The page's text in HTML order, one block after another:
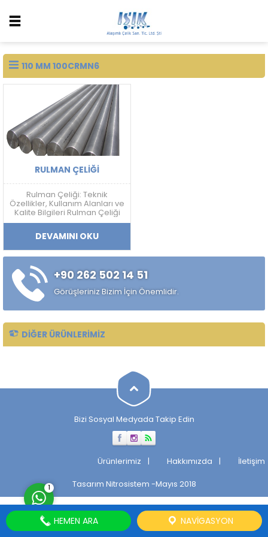
110 MM 100CRMN6
RULMAN ÇELIĞI
Rulman Çeliği: Teknik
Özellikler, Kullanım Alanları ve
Kalite Bilgileri Rulman Çeliği
Nedir? Rulman çeliği; yüksek
sertlik, aşınma dayanımı,
yorulma direnci ve boyutsal
kararlılık gerektiren
uygulamalarda kullanılan
yüksek karbonlu krom
alaşımlı özel çelik türüdür.
Özellikle rulman, bilya,
makaralı rulman elemanları,
DEVAMINI OKU
+90 262 502 14 51
Görüşleriniz Bizim İçin Önemlidir.
DIĞER ÜRÜNLERIMIZ
Bizi Sosyal Medyada Takip Edin
Ürünlerimiz Hakkımızda
İletişim
Tasarım Nitrosistem -Mayıs 2018
Cevap Yaz
1
HEMEN ARA NAVIGASYON